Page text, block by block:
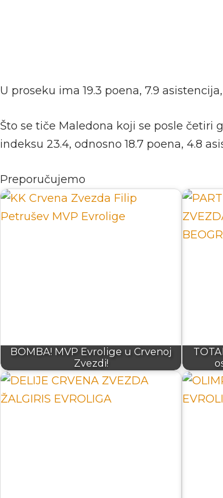
U proseku ima 19.3 poena, 7.9
Što se tiče Maledona koji se posle četiri
indeksu 23.4, odnosno 18.7 poena, 4.8
Preporučujemo
BOMBA! MVP Evrolige u Crvenoj
Zvezdi!